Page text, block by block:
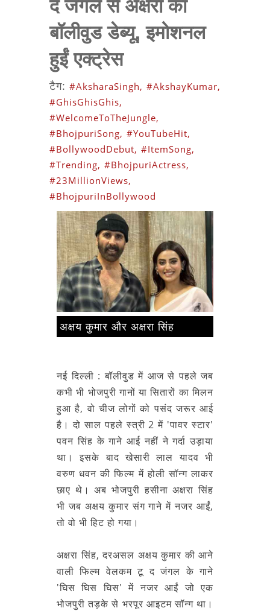
बॉलीवुड डेब्यू, इमोशनल
हुईं एक्ट्रेस
टैग: #AksharaSingh, #AkshayKumar,
#GhisGhisGhis,
#WelcomeToTheJungle,
#BhojpuriSong, #YouTubeHit,
#BollywoodDebut, #ItemSong,
#Trending, #BhojpuriActress,
#23MillionViews,
#BhojpuriInBollywood
अक्षय कुमार और अक्षरा सिंह
नई दिल्ली :बॉलीवुड में आज से पहले जब
कभी भी भोजपुरी गानों या सितारों का मिलन
हुआ है, वो चीज लोगों को पसंद जरूर आई
है। दो साल पहले स्त्री 2 में 'पावर स्टार'
पवन सिंह के गाने आई नहीं ने गर्दा उड़ाया
था। इसके बाद खेसारी लाल यादव भी
वरुण धवन की फिल्म में होली सॉन्ग लाकर
छाए थे। अब भोजपुरी हसीना अक्षरा सिंह
भी जब अक्षय कुमार संग गाने में नजर आईं,
तो वो भी हिट हो गया।
अक्षरा सिंह, दरअसल अक्षय कुमार की आने
वाली फिल्म वेलकम टू द जंगल के गाने
'घिस घिस घिस' में नजर आईं जो एक
भोजपुरी तड़के से भरपूर आइटम सॉन्ग था।